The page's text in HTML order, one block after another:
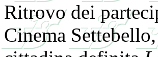
Ritrovo dei
Cinema